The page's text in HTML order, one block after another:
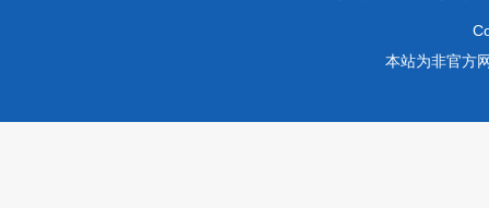
本站为非官方